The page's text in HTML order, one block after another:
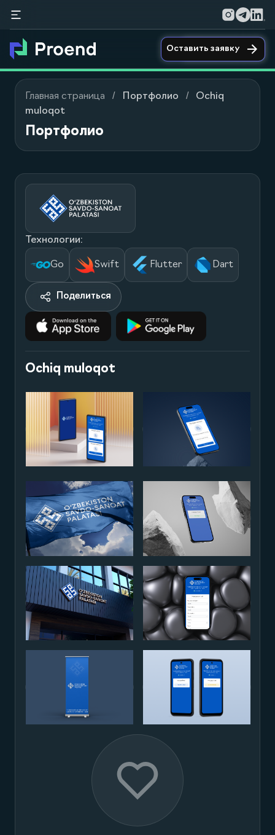
Оставить заявку
Главная страница Портфолио
Ochiq
muloqot
Портфолио
Технологии:
Go Swift Flutter Dart
Поделиться
Ochiq muloqot